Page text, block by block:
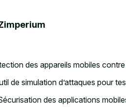
des appareils mobiles
de simulation d’attaques pour
des applications